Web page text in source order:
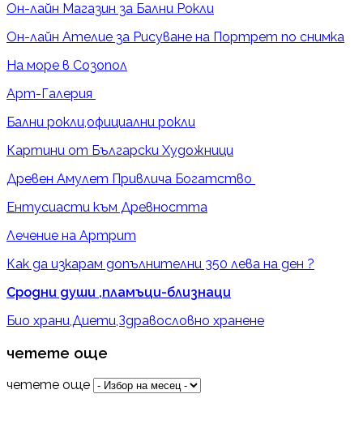
Он-лайн Магазин за Бални Рокли
Он-лайн Ателие за Рисуване на Портрет по снимка
На море в Созопол
Арт-Галерия
Бални рокли,официални рокли
Картини от Български Художници
Древен Амулет Привлича Богатство
Ентусиасти към Древността
Лечение на Артрит
Как да изкарам допълнителни 350 лева на ден ?
Сродни души ,пламъци-близнаци
Био храни,Диети,Здравословно хранене
четете още
четете още